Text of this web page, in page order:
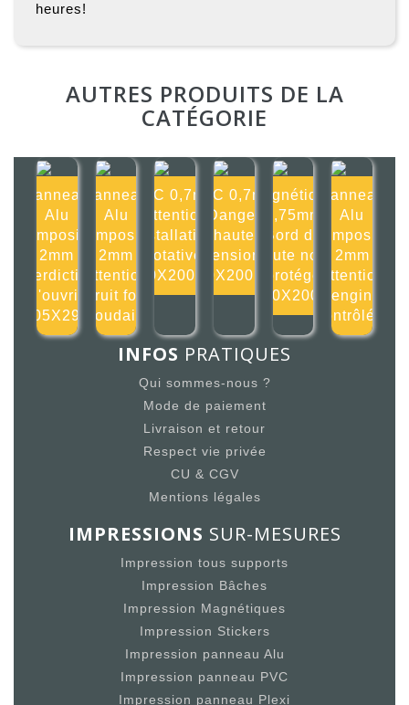
heures!
AUTRES PRODUITS DE LA
CATÉGORIE
Panneau
Alu
composite
2mm
Interdiction
d'ouvrir
105X297
Panneau
Alu
composite
2mm
Attention
bruit fort
soudain
PVC 0,7mm
Attention
installation
rotative
200X200mm
PVC 0,7mm
Danger
haute
tension
200X200mm
Magnétique
0,75mm
Bord de
route non
protégé
200X200m
Panneau
Alu
composite
2mm
Attention
engin
contrôlé à
INFOS PRATIQUES
Qui sommes-nous ?
Mode de paiement
Livraison et retour
Respect vie privée
CU & CGV
Mentions légales
IMPRESSIONS SUR-MESURES
Impression tous supports
Impression Bâches
Impression Magnétiques
Impression Stickers
Impression panneau Alu
Impression panneau PVC
Impression panneau Plexi